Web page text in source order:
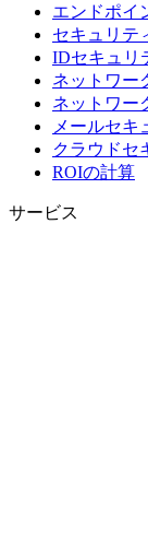
エンドポイ
セキュリテ
IDセキュリ
ネットワー
ネットワー
メールセキ
クラウドセ
ROIの計算
サービス